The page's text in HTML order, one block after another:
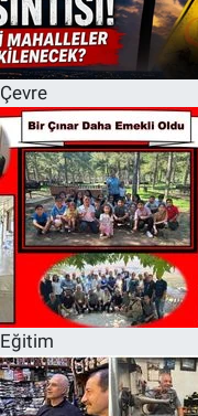
Çevre
Eğitim